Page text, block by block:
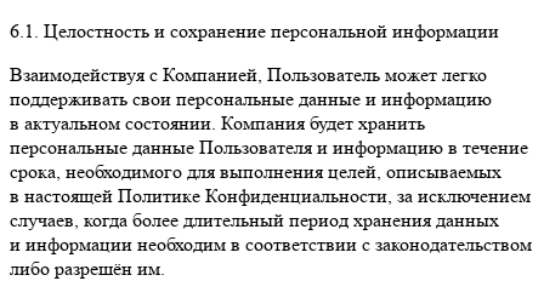
6.1. Целостность и сохранение персональной информации
Взаимодействуя с Компанией, Пользователь может легко
поддерживать свои персональные данные и информацию
в актуальном состоянии. Компания будет хранить
персональные данные Пользователя и информацию в течение
срока, необходимого для выполнения целей, описываемых
в настоящей Политике Конфиденциальности, за исключением
случаев, когда более длительный период хранения данных
и информации необходим в соответствии с законодательством
либо разрешён им.